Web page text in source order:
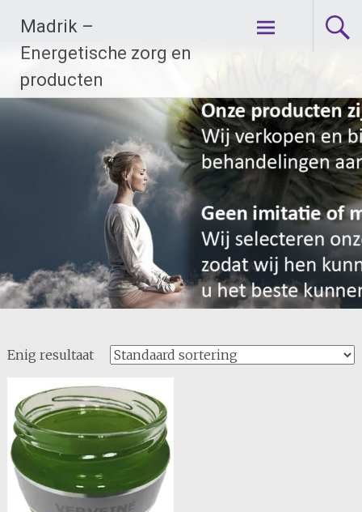
naarMadrik –
Energetische zorg en
producten
Enig resultaat